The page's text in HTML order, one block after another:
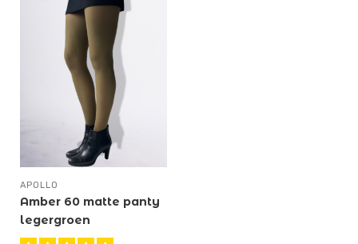
APOLLO
Amber 60 matte panty
legergroen